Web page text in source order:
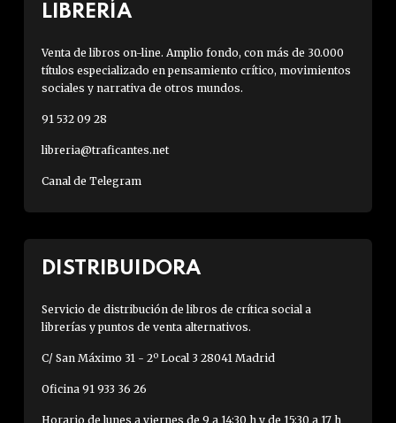
LIBRERÍA
Venta de libros on-line. Amplio fondo, con más de 30.000
títulos especializado en pensamiento crítico, movimientos
sociales y narrativa de otros mundos.
91 532 09 28
libreria@traficantes.net
Canal de Telegram
DISTRIBUIDORA
Servicio de distribución de libros de crítica social a
librerías y puntos de venta alternativos.
C/ San Máximo 31 - 2º Local 3 28041 Madrid
Oficina 91 933 36 26
Horario de lunes a viernes de 9 a 14:30 h y de 15:30 a 17 h